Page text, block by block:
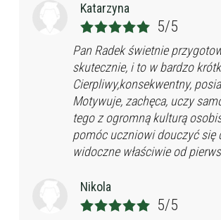
Katarzyna
5/5
Pan Radek świetnie
skutecznie, i to w bardzo
Cierpliwy,konsekwentny,
Motywuje, zachęca, uczy
tego z ogromną kulturą
pomóc uczniowi douczyć się
widoczne właściwie od
Nikola
5/5